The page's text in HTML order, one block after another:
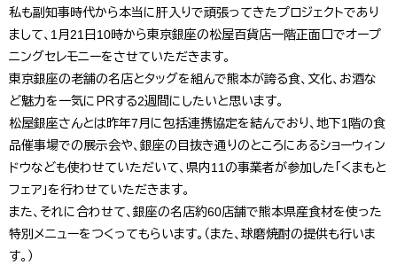
私も副知事時代から本当に肝入りで頑張ってきたプロジェクトであり
まして、1月21日10時から東京銀座の松屋百貨店一階正面口でオープ
ニングセレモニーをさせていただきます。
東京銀座の老舗の名店とタッグを組んで熊本が誇る食、文化、お酒な
ど魅力を一気にＰＲする2週間にしたいと思います。
松屋銀座さんとは昨年7月に包括連携協定を結んでおり、地下1階の食
品催事場での展示会や、銀座の目抜き通りのところにあるショーウィン
ドウなども使わせていただいて、県内11の事業者が参加した「くまもと
フェア」を行わせていただきます。
また、それに合わせて、銀座の名店約60店舗で熊本県産食材を使った
特別メニューをつくってもらいます。（また、球磨焼酎の提供も行いま
す。）